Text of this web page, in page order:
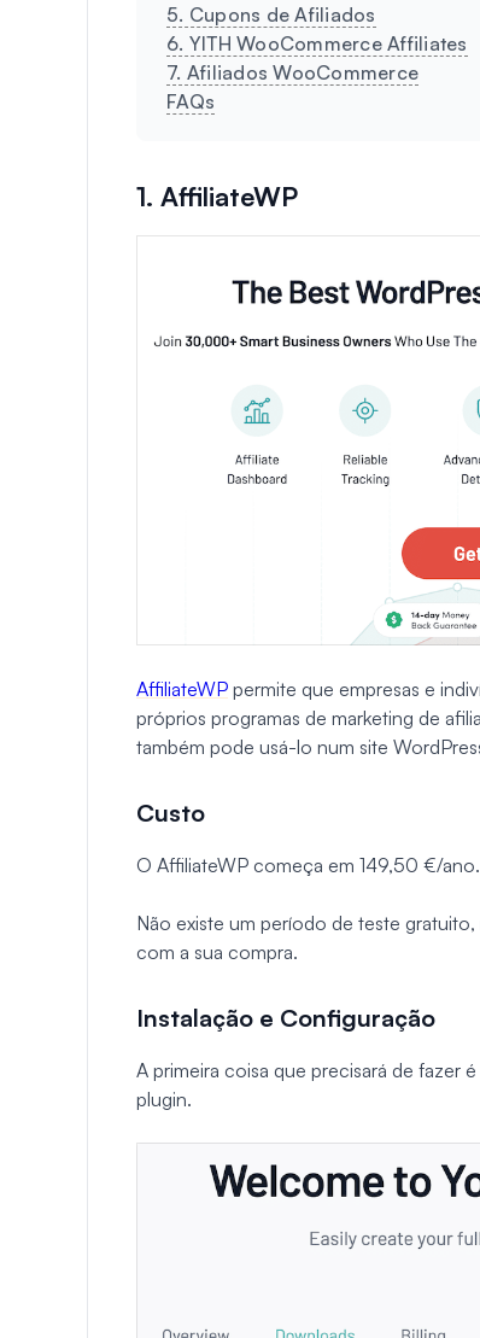
5. Cupons de Afiliados
6. YITH WooCommerce Affiliates
7. Afiliados WooCommerce
FAQs
1. AffiliateWP
AffiliateWP permite que empresas e
próprios programas de marketing de
também pode usá-lo num site
Custo
O AffiliateWP começa em 149,50 €/ano.
Não existe um período de teste
com a sua compra.
Instalação e Configuração
A primeira coisa que precisará de fazer
plugin.